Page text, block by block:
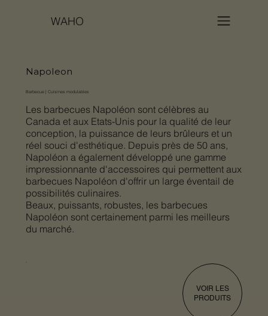
WAHO
Napoleon
Barbecue | Cuisines modulables
Les barbecues Napoléon sont célèbres au
Canada et aux Etats-Unis pour la qualité de leur
conception, la puissance de leurs brûleurs et un
réel souci d'esthétique. Depuis près de 50 ans,
Napoléon a également développé une gamme
impressionnante d'accessoires qui permettent aux
barbecues Napoléon d'offrir un large éventail de
possibilités culinaires.
Beaux, puissants, robustes, les barbecues
Napoléon sont certainement parmi les meilleurs
du marché.
VOIR LES
PRODUITS